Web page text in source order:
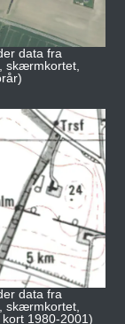
data fra
skærmkortet,
data fra
skærmkortet,
1980-2001)